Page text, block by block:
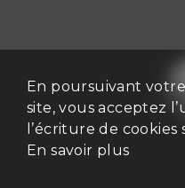
tout
Nous sommes
En poursuivant
site, vous acceptez
l’écriture de
En savoir plus